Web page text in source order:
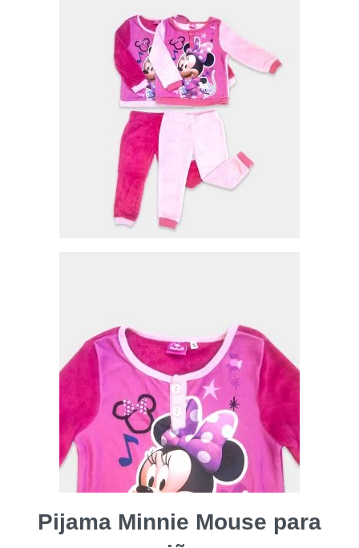
original
era:
19,95€.
actual
es:
6,00€.
Pijama Minnie Mouse para